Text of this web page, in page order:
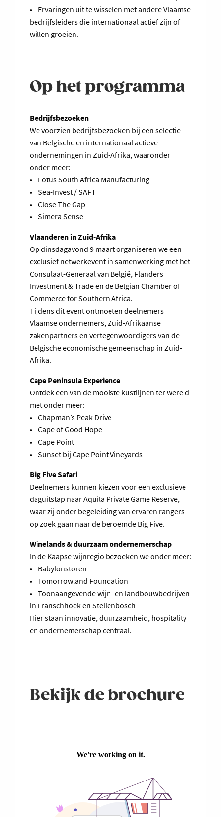
• Ervaringen uit te wisselen met andere Vlaamse
bedrijfsleiders die internationaal actief zijn of
willen groeien.
Op het programma
Bedrijfsbezoeken
We voorzien bedrijfsbezoeken bij een selectie
van Belgische en internationaal actieve
ondernemingen in Zuid-Afrika, waaronder
onder meer:
• Lotus South Africa Manufacturing
• Sea-Invest / SAFT
• Close The Gap
• Simera Sense
Vlaanderen in Zuid-Afrika
Op dinsdagavond 9 maart organiseren we een
exclusief netwerkevent in samenwerking met het
Consulaat-Generaal van België, Flanders
Investment & Trade en de Belgian Chamber of
Commerce for Southern Africa.
Tijdens dit event ontmoeten deelnemers
Vlaamse ondernemers, Zuid-Afrikaanse
zakenpartners en vertegenwoordigers van de
Belgische economische gemeenschap in Zuid-
Afrika.
Cape Peninsula Experience
Ontdek een van de mooiste kustlijnen ter wereld
met onder meer:
• Chapman’s Peak Drive
• Cape of Good Hope
• Cape Point
• Sunset bij Cape Point Vineyards
Big Five Safari
Deelnemers kunnen kiezen voor een exclusieve
daguitstap naar Aquila Private Game Reserve,
waar zij onder begeleiding van ervaren rangers
op zoek gaan naar de beroemde Big Five.
Winelands & duurzaam ondernemerschap
In de Kaapse wijnregio bezoeken we onder meer:
• Babylonstoren
• Tomorrowland Foundation
• Toonaangevende wijn- en landbouwbedrijven
in Franschhoek en Stellenbosch
Hier staan innovatie, duurzaamheid, hospitality
en ondernemerschap centraal.
Bekijk de brochure